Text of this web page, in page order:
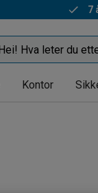
7
Kontor